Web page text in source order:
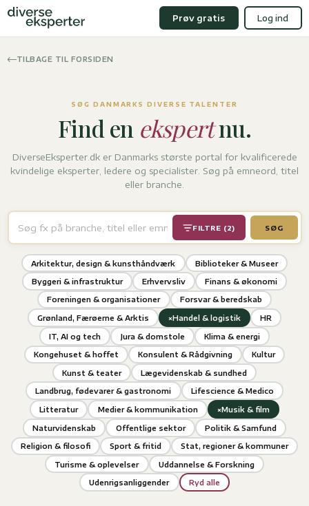
Prøv gratis Log ind
TILBAGE TIL FORSIDEN
SØG DANMARKS DIVERSE TALENTER
Find en ekspertnu.
DiverseEksperter.dk er Danmarks største portal for kvalificerede
kvindelige eksperter, ledere og specialister. Søg på emneord, titel
eller branche.
FILTRE (2) SØG
Arkitektur, design & kunsthåndværk Biblioteker & Museer
Byggeri & infrastruktur Erhvervsliv Finans & økonomi
Foreningen & organisationer Forsvar & beredskab
Grønland, Færøerne & Arktis ×Handel & logistik HR
IT, AI og tech Jura & domstole Klima & energi
Kongehuset & hoffet Konsulent & Rådgivning Kultur
Kunst & teater Lægevidenskab & sundhed
Landbrug, fødevarer & gastronomi Lifescience & Medico
Litteratur Medier & kommunikation ×Musik & film
Naturvidenskab Offentlige sektor Politik & Samfund
Religion & filosofi Sport & fritid Stat, regioner & kommuner
Turisme & oplevelser Uddannelse & Forskning
Udenrigsanliggender Ryd alle